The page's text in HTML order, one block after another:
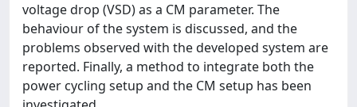
voltage drop (VSD) as a CM parameter. The
behaviour of the system is discussed, and the
problems observed with the developed system are
reported. Finally, a method to integrate both the
power cycling setup and the CM setup has been